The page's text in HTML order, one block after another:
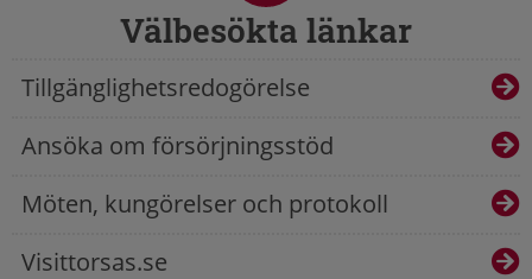
Välbesökta länkar
Tillgänglighetsredogörelse
Ansöka om försörjningsstöd
Möten, kungörelser och protokoll
Visittorsas.se